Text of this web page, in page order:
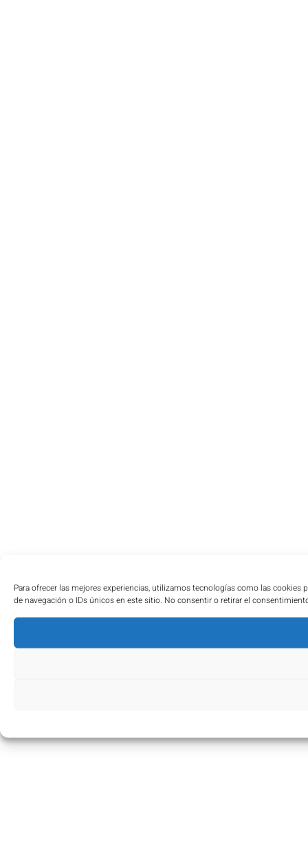
Para ofrecer las mejores experiencias, utilizamos tecnologías como las
de navegación o IDs únicos en este sitio. No consentir o retirar el